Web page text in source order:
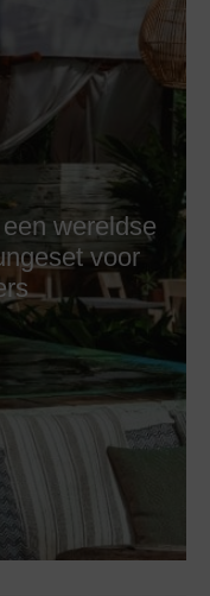
wereldse
voor